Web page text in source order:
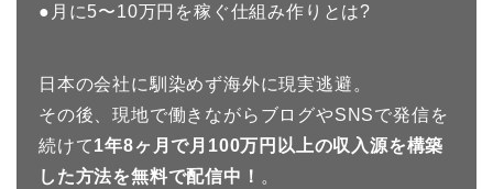
●月に5〜10万円を稼ぐ仕組み作りとは?
日本の会社に馴染めず海外に現実逃避。
その後、現地で働きながらブログやSNSで発信を
続けて1年8ヶ月で月100万円以上の収入源を構築
した方法を無料で配信中！ 。